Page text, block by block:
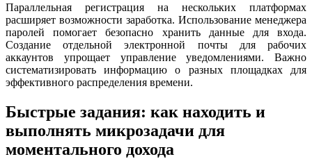
Параллельная регистрация на нескольких платформах
расширяет возможности заработка. Использование менеджера
паролей помогает безопасно хранить данные для входа.
Создание отдельной электронной почты для рабочих
аккаунтов упрощает управление уведомлениями. Важно
систематизировать информацию о разных площадках для
эффективного распределения времени.
Быстрые задания: как находить и
выполнять микрозадачи для
моментального дохода